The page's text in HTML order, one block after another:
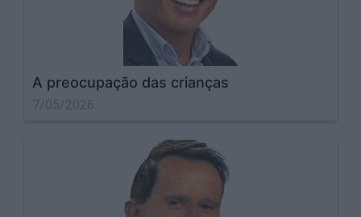
A preocupação das crianças